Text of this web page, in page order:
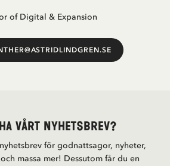
DIGITAL
Karin Winther